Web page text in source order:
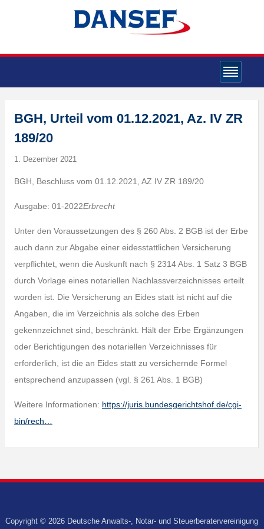
BGH, Urteil vom 01.12.2021, Az. IV ZR
189/20
1. Dezember 2021
BGH, Beschluss vom 01.12.2021, AZ IV ZR 189/20
Ausgabe: 01-2022Erbrecht
Unter den Voraussetzungen des § 260 Abs. 2 BGB ist der Erbe
auch dann zur Abgabe einer eidesstattlichen Versicherung
verpflichtet, wenn die Auskunft nach § 2314 Abs. 1 Satz 3 BGB
durch Vorlage eines notariellen Nachlassverzeichnisses erteilt
worden ist. Die Versicherung an Eides statt ist nicht auf die
Angaben, die im Verzeichnis als solche des Erben
gekennzeichnet sind, beschränkt. Hält der Erbe Ergänzungen
oder Berichtigungen des notariellen Verzeichnisses für
erforderlich, ist die an Eides statt zu versichernde Formel
entsprechend anzupassen (vgl. § 261 Abs. 1 BGB)
Weitere Informationen: https://juris.bundesgerichtshof.de/cgi-
bin/rech…
Copyright © 2026 Deutsche Anwalts-, Notar- und Steuerberatervereinigung